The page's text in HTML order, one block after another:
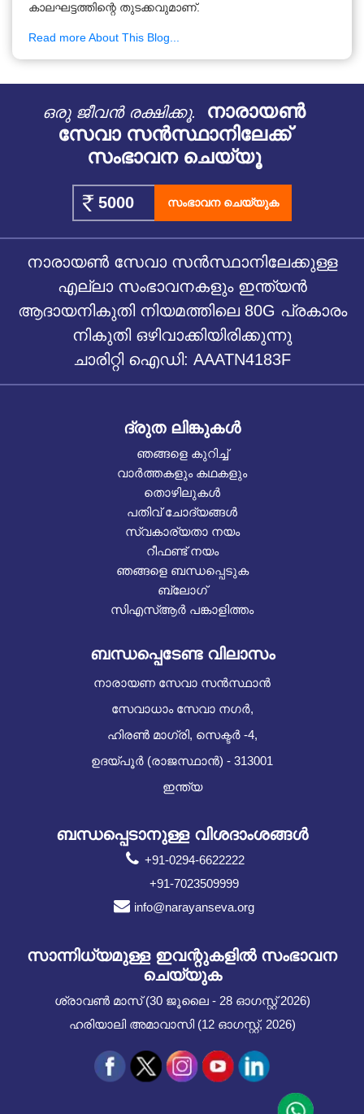
കാലഘട്ടത്തിന്റെ തുടക്കവുമാണ്.
Read more About This Blog...
ഒരു ജീവൻ രക്ഷിക്കൂ.
നാരായൺ
സേവാ സൻസ്ഥാനിലേക്ക്
സംഭാവന ചെയ്യൂ
സംഭാവന ചെയ്യുക
നാരായൺ സേവാ സൻസ്ഥാനിലേക്കുള്ള
എല്ലാ സംഭാവനകളും ഇന്ത്യൻ
ആദായനികുതി നിയമത്തിലെ 80G പ്രകാരം
നികുതി ഒഴിവാക്കിയിരിക്കുന്നു
ചാരിറ്റി ഐഡി: AAATN4183F
ദ്രുത ലിങ്കുകൾ
ഞങ്ങളെ കുറിച്ച്
വാർത്തകളും കഥകളും
തൊഴിലുകൾ
പതിവ് ചോദ്യങ്ങൾ
സ്വകാര്യതാ നയം
റീഫണ്ട് നയം
ഞങ്ങളെ ബന്ധപ്പെടുക
ബ്ലോഗ്
സിഎസ്ആർ പങ്കാളിത്തം
ബന്ധപ്പെടേണ്ട വിലാസം
നാരായണ സേവാ സൻസ്ഥാൻ
സേവാധാം സേവാ നഗർ,
ഹിരൺ മാഗ്രി, സെക്ടർ -4,
ഉദയ്പൂർ (രാജസ്ഥാൻ) - 313001
ഇന്ത്യ
ബന്ധപ്പെടാനുള്ള വിശദാംശങ്ങൾ
+91-0294-6622222
+91-7023509999
info@narayanseva.org
സാന്നിധ്യമുള്ള ഇവന്റുകളില്‍ സംഭാവന
ചെയ്യുക
ശ്രാവൺ മാസ് (30 ജൂലൈ - 28 ഓഗസ്റ്റ് 2026)
ഹരിയാലി അമാവാസി (12 ഓഗസ്റ്റ്, 2026)